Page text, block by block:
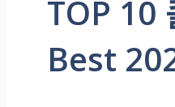
TOP 10
Best